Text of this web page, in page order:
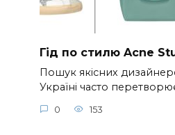
Гід по стилю Acne
Пошук якісних
Україні часто
0 153